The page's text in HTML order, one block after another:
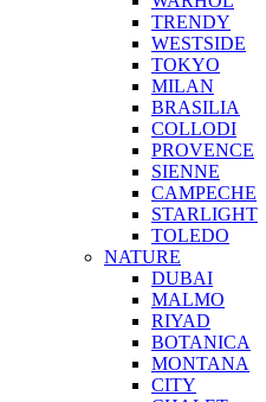
TRENDY
WESTSIDE
TOKYO
MILAN
BRASILIA
COLLODI
PROVENCE
SIENNE
CAMPECHE
STARLIGHT
TOLEDO
NATURE
DUBAI
MALMO
RIYAD
BOTANICA
MONTANA
CITY